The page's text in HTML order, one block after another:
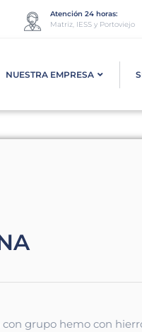
Atención 24 horas:
Matriz, IESS y Portoviejo
NUESTRA EMPRESA
grupo hemo con